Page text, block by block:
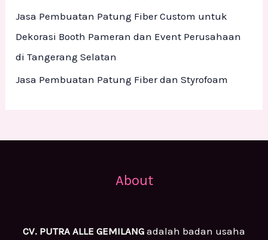
Jasa Pembuatan Patung Fiber Custom untuk
Dekorasi Booth Pameran dan Event Perusahaan
di Tangerang Selatan
Jasa Pembuatan Patung Fiber dan Styrofoam
About
CV. PUTRA ALLE GEMILANG adalah badan usaha